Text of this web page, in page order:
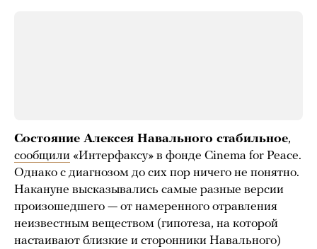
Состояние Алексея Навального стабильное,
сообщили «Интерфаксу» в фонде Cinema for Peace.
Однако с диагнозом до сих пор ничего не понятно.
Накануне высказывались самые разные версии
произошедшего — от намеренного отравления
неизвестным веществом (гипотеза, на которой
настаивают близкие и сторонники Навального)